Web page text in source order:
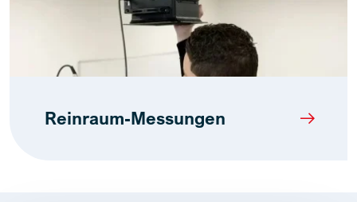
Reinraum-Messungen